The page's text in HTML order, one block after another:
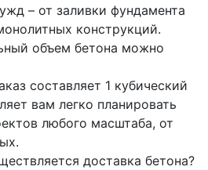
– от заливки фундамента
конструкций.
объем бетона можно
составляет 1 кубический
вам легко планировать
любого масштаба, от
доставка бетона?